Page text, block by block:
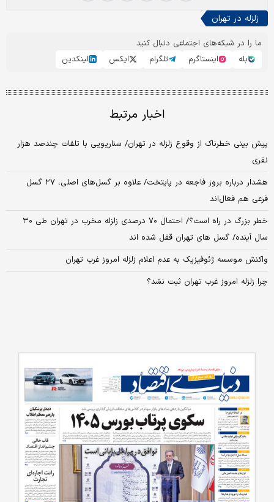
زلزله در تهران
ما را در شبکه‌های اجتماعی دنبال کنید
بله
اینستاگرم تلگرام ایکس لینکدین
اخبار مرتبط
پیش بینی خطرناک از وقوع زلزله در تهران/ سناریویی با تلفات چندصد هزار
نفری
هشدار درباره بروز فاجعه در پایتخت/ علاوه بر گسل‌های اصلی، ۲۷ گسل
فرعی هم فعال‌اند
خطر بزرگ در راه است؟/ احتمال ۷۰ درصدی زلزله مخرب در تهران طی ۳۰
سال آینده/ گسل های تهران قفل شده اند
واکنش موسسه ژئوفیزیک به عدم اعلام زلزله امروز غرب تهران
چرا زلزله امروز غرب تهران ثبت نشد؟